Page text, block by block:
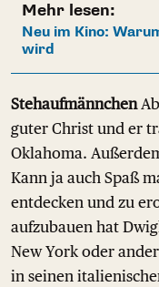
Mehr lesen:
Neu im Kino:
wird
Stehaufmännchen
guter Christ und er
Oklahoma.
Kann ja auch Spaß
entdecken und zu
aufzubauen hat
New York oder
in seinen